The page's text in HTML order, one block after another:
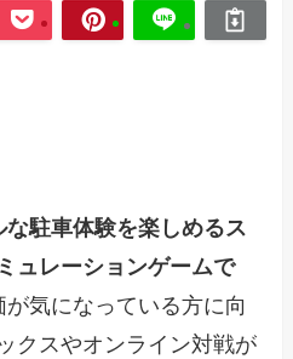
駐車体験を楽しめるス
ュレーションゲームで
気になっている方に向
クスやオンライン対戦が